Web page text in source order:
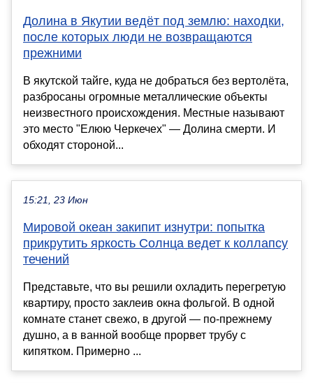
Долина в Якутии ведёт под землю: находки,
после которых люди не возвращаются
прежними
В якутской тайге, куда не добраться без вертолёта,
разбросаны огромные металлические объекты
неизвестного происхождения. Местные называют
это место "Елюю Черкечех" — Долина смерти. И
обходят стороной...
15:21, 23 Июн
Мировой океан закипит изнутри: попытка
прикрутить яркость Солнца ведет к коллапсу
течений
Представьте, что вы решили охладить перегретую
квартиру, просто заклеив окна фольгой. В одной
комнате станет свежо, в другой — по-прежнему
душно, а в ванной вообще прорвет трубу с
кипятком. Примерно ...